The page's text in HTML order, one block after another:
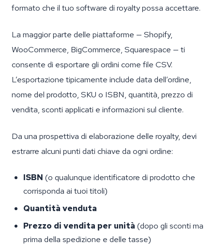
formato che il tuo software di royalty possa accettare.
La maggior parte delle piattaforme — Shopify,
WooCommerce, BigCommerce, Squarespace — ti
consente di esportare gli ordini come file CSV.
L’esportazione tipicamente include data dell’ordine,
nome del prodotto, SKU o ISBN, quantità, prezzo di
vendita, sconti applicati e informazioni sul cliente.
Da una prospettiva di elaborazione delle royalty, devi
estrarre alcuni punti dati chiave da ogni ordine:
ISBN (o qualunque identificatore di prodotto che
corrisponda ai tuoi titoli)
Quantità venduta
Prezzo di vendita per unità (dopo gli sconti ma
prima della spedizione e delle tasse)